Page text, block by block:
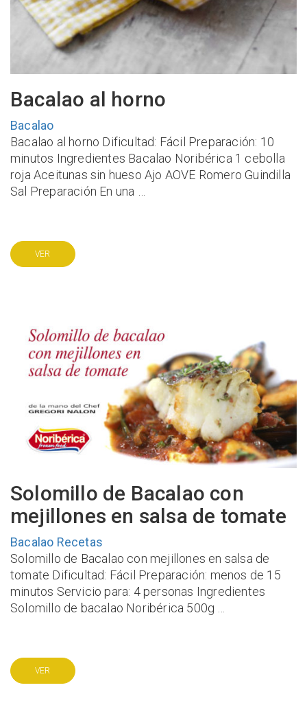
Bacalao al horno
Bacalao
Bacalao al horno Dificultad: Fácil Preparación: 10
minutos Ingredientes Bacalao Noribérica 1 cebolla
roja Aceitunas sin hueso Ajo AOVE Romero Guindilla
Sal Preparación En una …
VER
Solomillo de Bacalao con
mejillones en salsa de tomate
Bacalao Recetas
Solomillo de Bacalao con mejillones en salsa de
tomate Dificultad: Fácil Preparación: menos de 15
minutos Servicio para: 4 personas Ingredientes
Solomillo de bacalao Noribérica 500g …
VER